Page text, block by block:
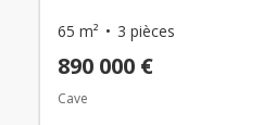
65 m² 3 pièces
890 000 €
Cave